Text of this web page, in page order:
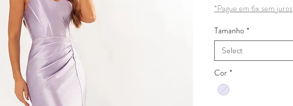
*Pague em 6x sem juros
Tamanho *
Select
Cor *